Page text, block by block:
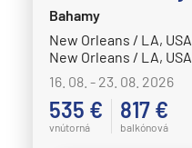
Bahamy
New Orleans / LA, USA
New Orleans / LA, USA
16. 08. - 23. 08. 2026
535 €
vnútorná
817 €
balkónová